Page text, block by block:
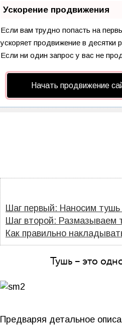
Ускорение продвижения
Если вам трудно попасть на
ускоряет продвижение в десятки
Если ни один запрос у вас не
Начать продвижение
Шаг первый: Наносим
Шаг второй: Размазываем
Как правильно
Тушь – это
Предваряя детальное